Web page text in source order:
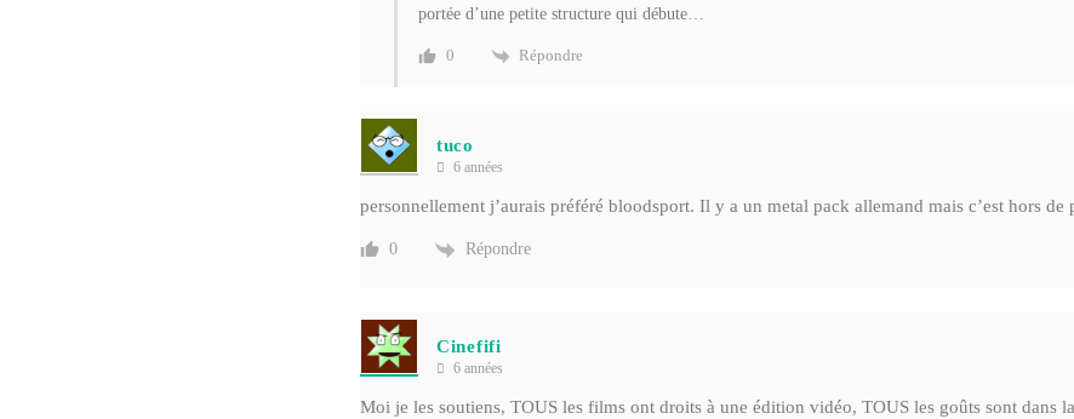
portée d’une petite structure qui débute…
0 Répondre
tuco
6 années
personnellement j’aurais préféré bloodsport. Il y a un metal pack allemand mais c’est hors de
0 Répondre
Cinefifi
6 années
Moi je les soutiens, TOUS les films ont droits à une édition vidéo, TOUS les goûts sont dans